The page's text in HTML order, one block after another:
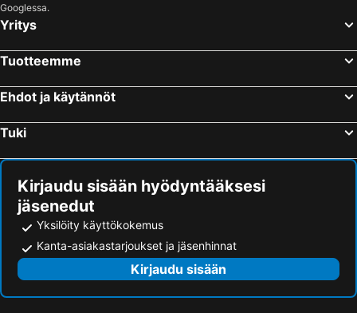
Hotellit – Sedlec
Googlessa.
Yritys
Tuotteemme
Ehdot ja käytännöt
Tuki
Kirjaudu sisään hyödyntääksesi
jäsenedut
Yksilöity käyttökokemus
Kanta-asiakastarjoukset ja jäsenhinnat
Kirjaudu sisään